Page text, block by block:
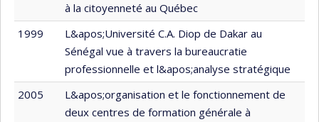
à la citoyenneté au Québec
1999
L&apos;Université C.A. Diop de Dakar au
Sénégal vue à travers la bureaucratie
professionnelle et l&apos;analyse stratégique
2005
L&apos;organisation et le fonctionnement de
deux centres de formation générale à